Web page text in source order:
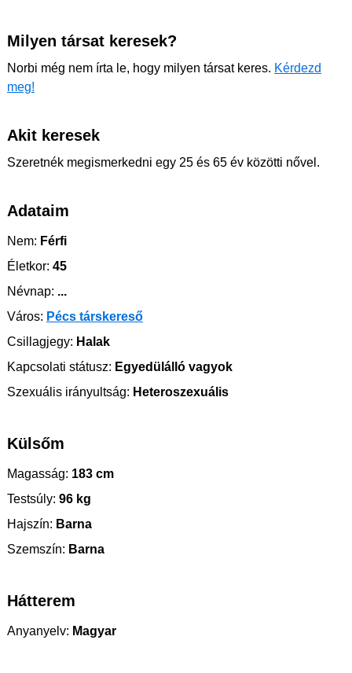
Milyen társat keresek?
Norbi még nem írta le, hogy milyen társat keres. Kérdezd
meg!
Akit keresek
Szeretnék megismerkedni egy 25 és 65 év közötti nővel.
Adataim
Nem: Férfi
Életkor: 45
Névnap: ...
Város: Pécs társkereső
Csillagjegy: Halak
Kapcsolati státusz: Egyedülálló vagyok
Szexuális irányultság: Heteroszexuális
Külsőm
Magasság: 183 cm
Testsúly: 96 kg
Hajszín: Barna
Szemszín: Barna
Hátterem
Anyanyelv: Magyar